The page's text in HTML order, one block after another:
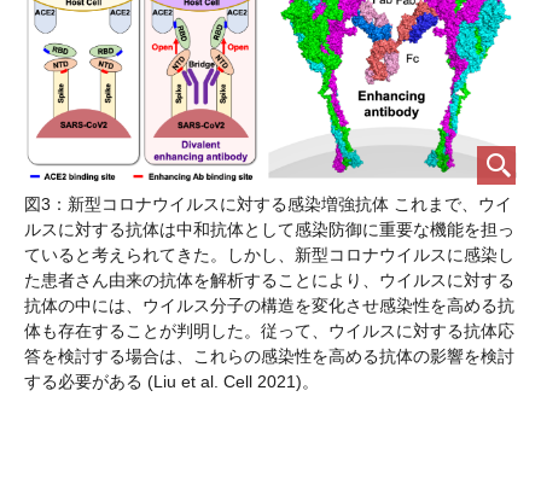
図3：新型コロナウイルスに対する感染増強抗体 これまで、ウイ
ルスに対する抗体は中和抗体として感染防御に重要な機能を担っ
ていると考えられてきた。しかし、新型コロナウイルスに感染し
た患者さん由来の抗体を解析することにより、ウイルスに対する
抗体の中には、ウイルス分子の構造を変化させ感染性を高める抗
体も存在することが判明した。従って、ウイルスに対する抗体応
答を検討する場合は、これらの感染性を高める抗体の影響を検討
する必要がある (Liu et al. Cell 2021)。